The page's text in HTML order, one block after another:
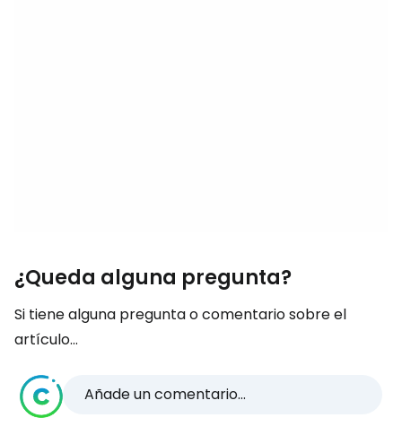
¿Queda alguna pregunta?
Si tiene alguna pregunta o comentario sobre el
artículo...
Añade un comentario...